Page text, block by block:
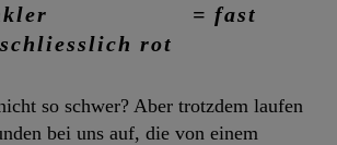
= fast
rot
so schwer? Aber trotzdem laufen
bei uns auf, die von einem